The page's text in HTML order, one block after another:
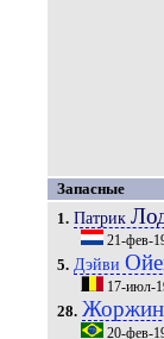
Запасные
1. Патрик
21-фев-
5. Дэйви
17-июл-
28.
20-фев-